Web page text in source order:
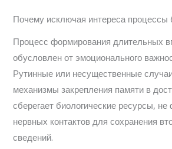
Почему исключая интереса процессы
Процесс формирования длительных
обусловлен от эмоционального
Рутинные или несущественные
механизмы закрепления памяти в
сберегает биологические ресурсы,
нервных контактов для сохранения
сведений.